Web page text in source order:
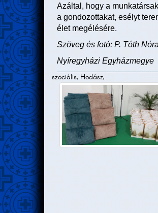
Azáltal, hogy a
a gondozottakat, esélyt
élet megélésére.
Szöveg és fotó: P. Tóth
Nyíregyházi Egyházmegye
szociális, Hodász,